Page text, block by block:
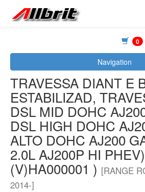
0
Navigation
TRAVESSA DIANT E
ESTABILIZAD,
DSL MID DOHC
DSL HIGH DOHC
ALTO DOHC AJ200
2.0L AJ200P HI
(V)HA000001 ) [RANGE
2014-]